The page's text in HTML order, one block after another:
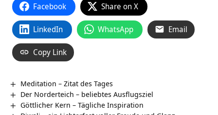
Facebook Share on X
LinkedIn WhatsApp Email
Copy Link
Meditation – Zitat des Tages
Der Norderteich – beliebtes Ausflugsziel
Göttlicher Kern – Tägliche Inspiration